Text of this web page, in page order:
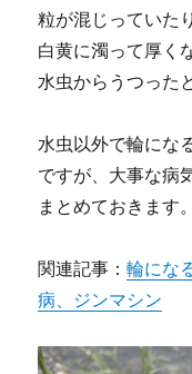
粒が混じっていた
白黄に濁って厚く
水虫からうつった
水虫以外で輪にな
ですが、大事な病
まとめておきます。
関連記事：輪にな
病、ジンマシン